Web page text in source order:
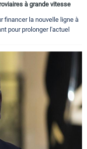
à grande vitesse
financer la nouvelle ligne à
pour prolonger l'actuel